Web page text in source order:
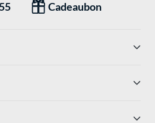
Cadeaubon